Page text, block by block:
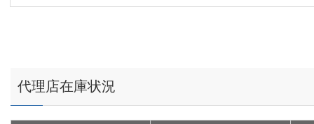
代理店在庫状況